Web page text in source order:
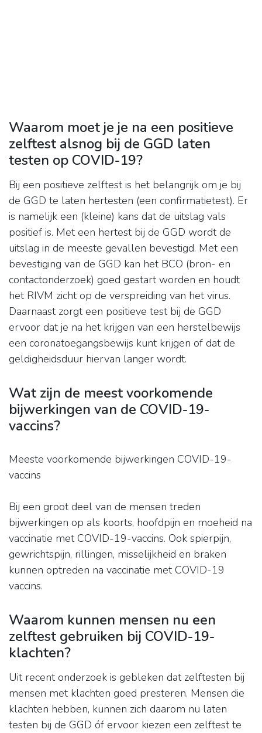
Waarom moet je je na een positieve
zelftest alsnog bij de GGD laten
testen op COVID-19?
Bij een positieve zelftest is het belangrijk om je bij
de GGD te laten hertesten (een confirmatietest). Er
is namelijk een (kleine) kans dat de uitslag vals
positief is. Met een hertest bij de GGD wordt de
uitslag in de meeste gevallen bevestigd. Met een
bevestiging van de GGD kan het BCO (bron- en
contactonderzoek) goed gestart worden en houdt
het RIVM zicht op de verspreiding van het virus.
Daarnaast zorgt een positieve test bij de GGD
ervoor dat je na het krijgen van een herstelbewijs
een coronatoegangsbewijs kunt krijgen of dat de
geldigheidsduur hiervan langer wordt.
Wat zijn de meest voorkomende
bijwerkingen van de COVID-19-
vaccins?
Meeste voorkomende bijwerkingen COVID-19-
vaccins
Bij een groot deel van de mensen treden
bijwerkingen op als koorts, hoofdpijn en moeheid na
vaccinatie met COVID-19-vaccins. Ook spierpijn,
gewrichtspijn, rillingen, misselijkheid en braken
kunnen optreden na vaccinatie met COVID-19
vaccins.
Waarom kunnen mensen nu een
zelftest gebruiken bij COVID-19-
klachten?
Uit recent onderzoek is gebleken dat zelftesten bij
mensen met klachten goed presteren. Mensen die
klachten hebben, kunnen zich daarom nu laten
testen bij de GGD óf ervoor kiezen een zelftest te